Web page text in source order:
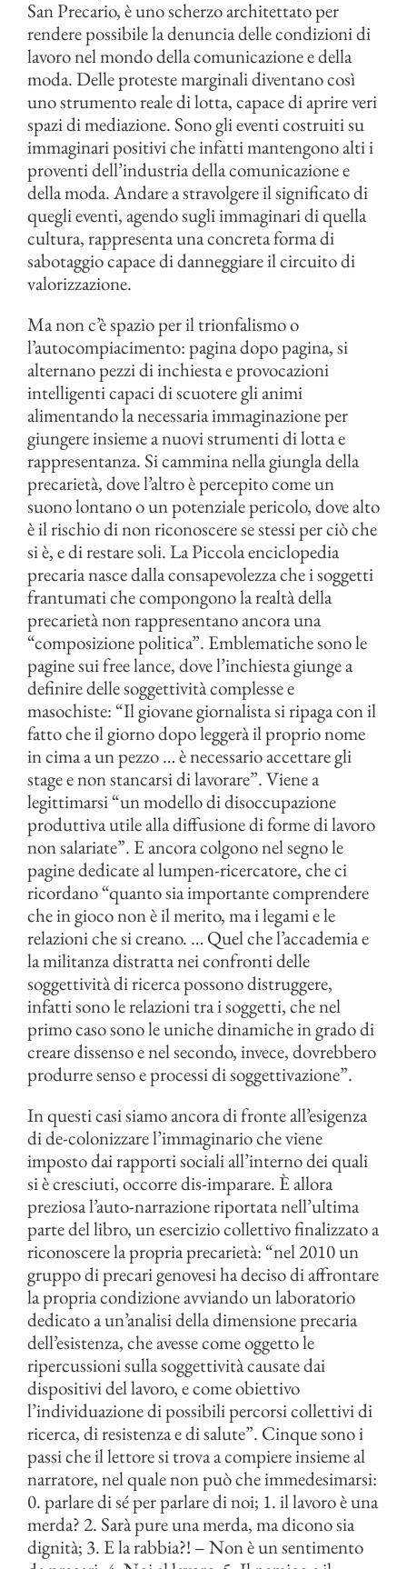
San Precario, è uno scherzo architettato per
rendere possibile la denuncia delle condizioni di
lavoro nel mondo della comunicazione e della
moda. Delle proteste marginali diventano così
uno strumento reale di lotta, capace di aprire veri
spazi di mediazione. Sono gli eventi costruiti su
immaginari positivi che infatti mantengono alti i
proventi dell’industria della comunicazione e
della moda. Andare a stravolgere il significato di
quegli eventi, agendo sugli immaginari di quella
cultura, rappresenta una concreta forma di
sabotaggio capace di danneggiare il circuito di
valorizzazione.
Ma non c’è spazio per il trionfalismo o
l’autocompiacimento: pagina dopo pagina, si
alternano pezzi di inchiesta e provocazioni
intelligenti capaci di scuotere gli animi
alimentando la necessaria immaginazione per
giungere insieme a nuovi strumenti di lotta e
rappresentanza. Si cammina nella giungla della
precarietà, dove l’altro è percepito come un
suono lontano o un potenziale pericolo, dove alto
è il rischio di non riconoscere se stessi per ciò che
si è, e di restare soli. La Piccola enciclopedia
precaria nasce dalla consapevolezza che i soggetti
frantumati che compongono la realtà della
precarietà non rappresentano ancora una
“composizione politica”. Emblematiche sono le
pagine sui free lance, dove l’inchiesta giunge a
definire delle soggettività complesse e
masochiste: “Il giovane giornalista si ripaga con il
fatto che il giorno dopo leggerà il proprio nome
in cima a un pezzo … è necessario accettare gli
stage e non stancarsi di lavorare”. Viene a
legittimarsi “un modello di disoccupazione
produttiva utile alla diffusione di forme di lavoro
non salariate”. E ancora colgono nel segno le
pagine dedicate al lumpen-ricercatore, che ci
ricordano “quanto sia importante comprendere
che in gioco non è il merito, ma i legami e le
relazioni che si creano. … Quel che l’accademia e
la militanza distratta nei confronti delle
soggettività di ricerca possono distruggere,
infatti sono le relazioni tra i soggetti, che nel
primo caso sono le uniche dinamiche in grado di
creare dissenso e nel secondo, invece, dovrebbero
produrre senso e processi di soggettivazione”.
In questi casi siamo ancora di fronte all’esigenza
di de-colonizzare l’immaginario che viene
imposto dai rapporti sociali all’interno dei quali
si è cresciuti, occorre dis-imparare. È allora
preziosa l’auto-narrazione riportata nell’ultima
parte del libro, un esercizio collettivo finalizzato a
riconoscere la propria precarietà: “nel 2010 un
gruppo di precari genovesi ha deciso di affrontare
la propria condizione avviando un laboratorio
dedicato a un’analisi della dimensione precaria
dell’esistenza, che avesse come oggetto le
ripercussioni sulla soggettività causate dai
dispositivi del lavoro, e come obiettivo
l’individuazione di possibili percorsi collettivi di
ricerca, di resistenza e di salute”. Cinque sono i
passi che il lettore si trova a compiere insieme al
narratore, nel quale non può che immedesimarsi:
0. parlare di sé per parlare di noi; 1. il lavoro è una
merda? 2. Sarà pure una merda, ma dicono sia
dignità; 3. E la rabbia?! – Non è un sentimento